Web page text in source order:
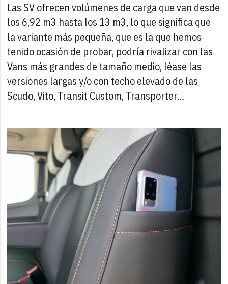
Las SV ofrecen volúmenes de carga que van desde
los 6,92 m3 hasta los 13 m3, lo que significa que
la variante más pequeña, que es la que hemos
tenido ocasión de probar, podría rivalizar con las
Vans más grandes de tamaño medio, léase las
versiones largas y/o con techo elevado de las
Scudo, Vito, Transit Custom, Transporter…